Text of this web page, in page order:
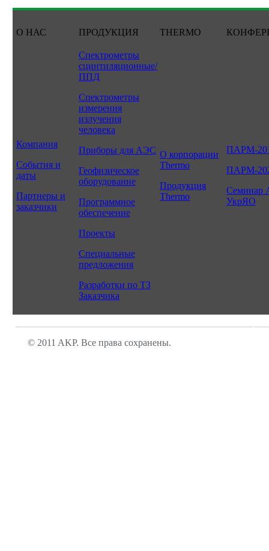
О НАС ПРОДУКЦИЯ THERMO
Компания
События и
даты
Партнеры и
заказчики
Спектрометры
сцинтиляционные/
ППД
Спектрометры
измерения
излучения
человека
Приборы для АЭС
Геофизическое
оборудование
Программное
обеспечение
Проекты
Специальные
предложения
Разработки по ТЗ
Заказчика
О корпорации
Thermo
Продукция
Thermo
ПАРМ-
ПАРМ-
Семинар
УкрЯО
© 2011 AKP. Все права сохранены.